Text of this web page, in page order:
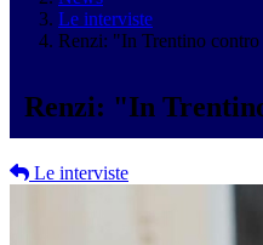
Le interviste
Renzi: "In Trentino
Renzi: "In
Le interviste